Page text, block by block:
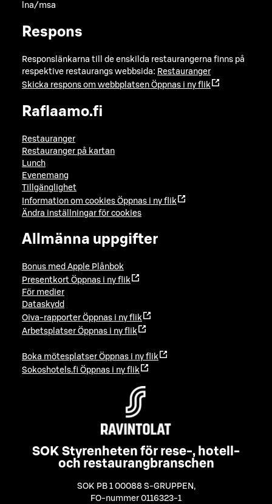
lna/msa
Respons
Responslänkarna till de enskilda restaurangerna finns på
respektive restaurangs webbsida: Restauranger
Skicka respons om webbplatsen Öppnas i ny flik
Raflaamo.fi
Restauranger
Restauranger på kartan
Lunch
Evenemang
Tillgänglighet
Information om cookies Öppnas i ny flik
Ändra inställningar för cookies
Allmänna uppgifter
Bonus med Apple Plånbok
Presentkort Öppnas i ny flik
För medier
Dataskydd
Oiva-rapporter Öppnas i ny flik
Arbetsplatser Öppnas i ny flik
Boka mötesplatser Öppnas i ny flik
Sokoshotels.fi Öppnas i ny flik
SOK Styrenheten för rese-, hotell-
och restaurangbranschen
SOK PB 1 00088 S-GRUPPEN ,
FO-nummer 0116323-1